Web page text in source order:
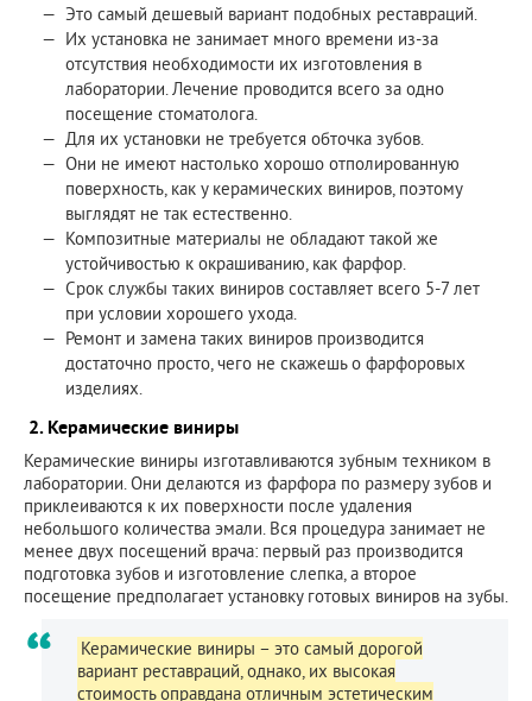
Это самый дешевый вариант подобных реставраций.
Их установка не занимает много времени из-за
отсутствия необходимости их изготовления в
лаборатории. Лечение проводится всего за одно
посещение стоматолога.
Для их установки не требуется обточка зубов.
Они не имеют настолько хорошо отполированную
поверхность, как у керамических виниров, поэтому
выглядят не так естественно.
Композитные материалы не обладают такой же
устойчивостью к окрашиванию, как фарфор.
Срок службы таких виниров составляет всего 5-7 лет
при условии хорошего ухода.
Ремонт и замена таких виниров производится
достаточно просто, чего не скажешь о фарфоровых
изделиях.
2. Керамические виниры
Керамические виниры изготавливаются зубным техником в
лаборатории. Они делаются из фарфора по размеру зубов и
приклеиваются к их поверхности после удаления
небольшого количества эмали. Вся процедура занимает не
менее двух посещений врача: первый раз производится
подготовка зубов и изготовление слепка, а второе
посещение предполагает установку готовых виниров на зубы.
Керамические виниры – это самый дорогой
вариант реставраций, однако, их высокая
стоимость оправдана отличным эстетическим